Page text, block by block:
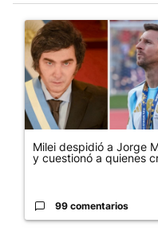
Este listado muestra los
Un artículo de tendencia
Milei despidió a Jorge
y cuestionó a quienes
99 comentarios